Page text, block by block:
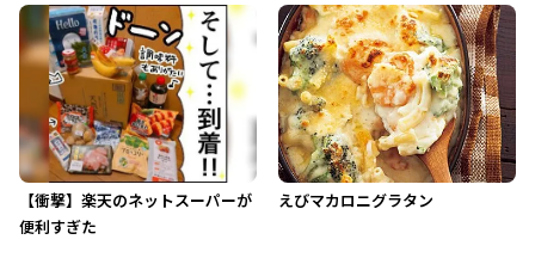
【衝撃】楽天のネットスーパーが
便利すぎた
えびマカロニグラタン